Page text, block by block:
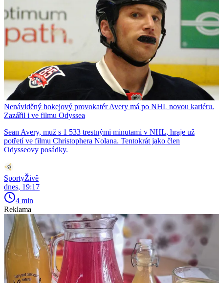
Nenáviděný hokejový provokatér Avery má po NHL novou kariéru.
Zazářil i ve filmu Odyssea
Sean Avery, muž s 1 533 trestnými minutami v NHL, hraje už
potřetí ve filmu Christophera Nolana. Tentokrát jako člen
Odysseovy posádky.
SportyŽivě
dnes, 19:17
4 min
Reklama